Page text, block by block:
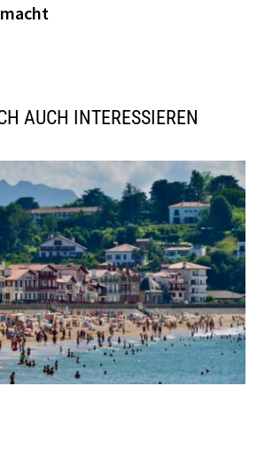
AUCH INTERESSIEREN